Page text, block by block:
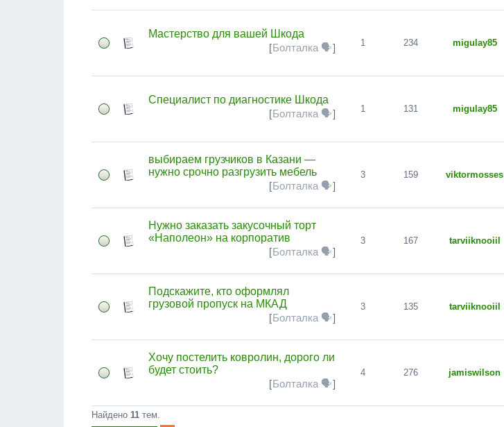
Мастерство для вашей Шкода
[Болталка 🗣] 1 234 migulay85
Специалист по диагностике Шкода
[Болталка 🗣] 1 131 migulay85
выбираем грузчиков в Казани —
нужно срочно разгрузить мебель
[Болталка 🗣]
3 159 viktormosses
Нужно заказать закусочный торт
«Наполеон» на корпоратив
[Болталка 🗣]
3 167 tarviiknooiil
Подскажите, кто оформлял
грузовой пропуск на МКАД
[Болталка 🗣]
3 135 tarviiknooiil
Хочу постелить ковролин, дорого ли
будет стоить?
[Болталка 🗣]
4 276 jamiswilson
Найдено 11 тем.